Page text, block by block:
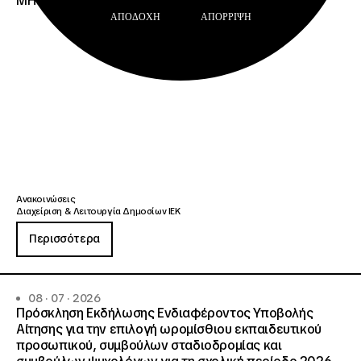
Ανακοινώσεις
Διαχείριση & Λειτουργία Δημοσίων ΙΕΚ
Περισσότερα
08 · 07 · 2026
Πρόσκληση Εκδήλωσης Ενδιαφέροντος Υποβολής
Αίτησης για την επιλογή ωρομίσθιου εκπαιδευτικού
προσωπικού, συμβούλων σταδιοδρομίας και
ΑΠΟΔΟΧΉ ΑΠΌΡΡΙΨΗ